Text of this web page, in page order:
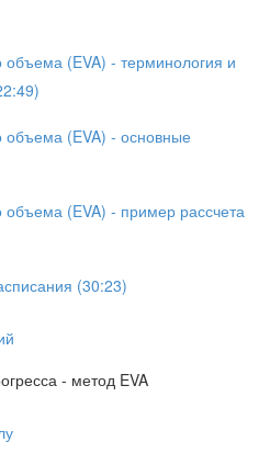
объема (EVA) - терминология и
объема (EVA) - основные
объема (EVA) - пример рассчета
(30:23)
- метод EVA